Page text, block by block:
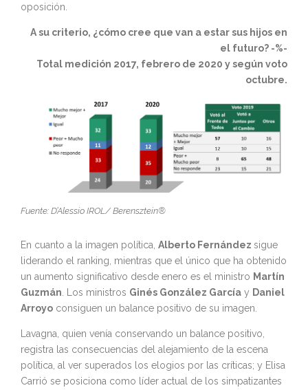
oposición.
A su criterio, ¿cómo cree que van a estar sus hijos en
el futuro? -%-
Total medición 2017, febrero de 2020 y según voto
octubre.
Fuente: D’Alessio IROL/ Berensztein®
En cuanto a la imagen política, Alberto Fernández sigue
liderando el ranking, mientras que el único que ha obtenido
un aumento significativo desde enero es el ministro Martín
Guzmán . Los ministros Ginés González García y Daniel
Arroyo consiguen un balance positivo de su imagen.
Lavagna, quien venía conservando un balance positivo,
registra las consecuencias del alejamiento de la escena
política, al ver superados los elogios por las críticas; y Elisa
Carrió se posiciona como líder actual de los simpatizantes